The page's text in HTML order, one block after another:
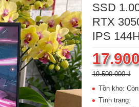
SSD
RTX
IPS
19.500.000 ₫
Tồn kho:
Tình trạng: